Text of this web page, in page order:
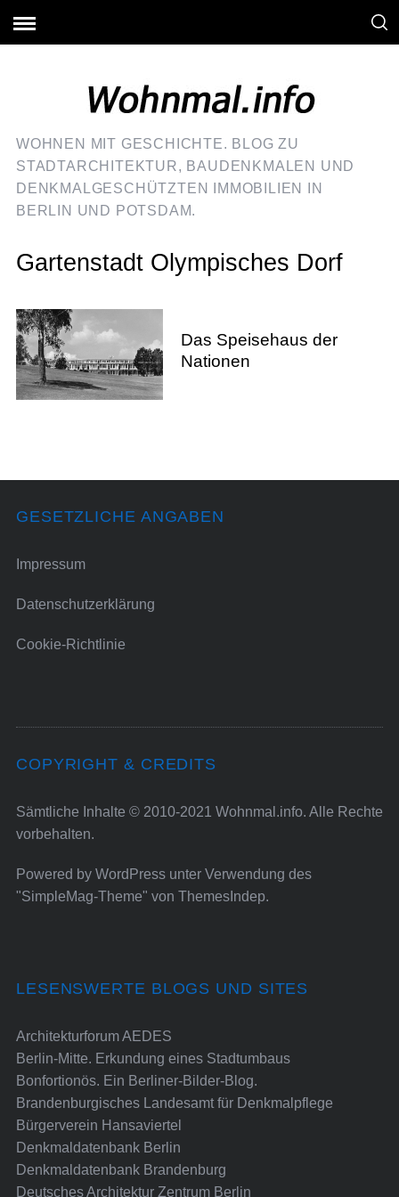
WOHNEN MIT GESCHICHTE. BLOG ZU
STADTARCHITEKTUR, BAUDENKMALEN UND
DENKMALGESCHÜTZTEN IMMOBILIEN IN
BERLIN UND POTSDAM.
Gartenstadt Olympisches Dorf
Das Speisehaus der
Nationen
GESETZLICHE ANGABEN
Impressum
Datenschutzerklärung
Cookie-Richtlinie
COPYRIGHT & CREDITS
Sämtliche Inhalte © 2010-2021 Wohnmal.info. Alle Rechte
vorbehalten.
Powered by WordPressunter Verwendung des
"SimpleMag-Theme" von ThemesIndep.
LESENSWERTE BLOGS UND SITES
Architekturforum AEDES
Berlin-Mitte. Erkundung eines Stadtumbaus
Bonfortionös. Ein Berliner-Bilder-Blog.
Brandenburgisches Landesamt für Denkmalpflege
Bürgerverein Hansaviertel
Denkmaldatenbank Berlin
Denkmaldatenbank Brandenburg
Deutsches Architektur Zentrum Berlin